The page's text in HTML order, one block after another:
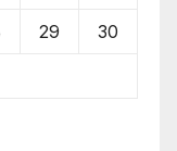
29 30